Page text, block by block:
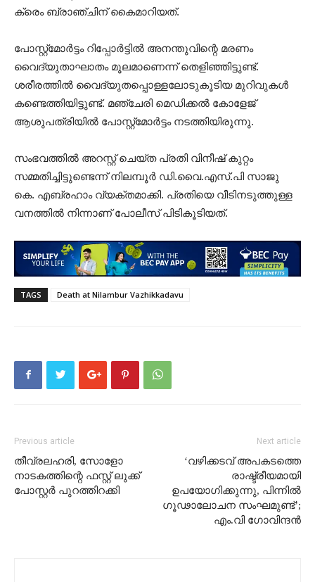
ക്രെം ബ്രാഞ്ചിന് കൈമാറിയത്.
പോസ്റ്റ്മോർട്ടം റിപ്പോർട്ടിൽ അനന്തുവിന്റെ മരണം
വൈദ്യുതാഘാതം മൂലമാണെന്ന് തെളിഞ്ഞിട്ടുണ്ട്.
ശരീരത്തിൽ വൈദ്യുതപ്പൊള്ളലോടുകൂടിയ മുറിവുകൾ
കണ്ടെത്തിയിട്ടുണ്ട്. മഞ്ചേരി മെഡിക്കൽ കോളേജ്
ആശുപത്രിയിൽ പോസ്റ്റ്മോർട്ടം നടത്തിയിരുന്നു.
സംഭവത്തിൽ അറസ്റ്റ് ചെയ്ത പ്രതി വിനീഷ് കുറ്റം
സമ്മതിച്ചിട്ടുണ്ടെന്ന് നിലമ്പൂർ ഡി.വൈ.എസ്.പി സാജു
കെ. എബ്രഹാം വ്യക്തമാക്കി. പ്രതിയെ വീടിനടുത്തുള്ള
വനത്തിൽ നിന്നാണ് പോലീസ് പിടികൂടിയത്.
TAGS Death at Nilambur Vazhikkadavu
Previous article
തീവ്രലഹരി, സോളോ
നാടകത്തിന്റെ ഫസ്റ്റ് ലുക്ക്
പോസ്റ്റർ പുറത്തിറക്കി
Next article
‘വഴിക്കടവ് അപകടത്തെ
രാഷ്ട്രീയമായി
ഉപയോഗിക്കുന്നു, പിന്നിൽ
ഗൂഢാലോചന സംഘമുണ്ട്’;
എം.വി ഗോവിന്ദൻ